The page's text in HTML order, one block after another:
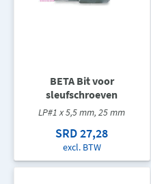
BETA Bit voor
sleufschroeven
LP#1 x 5,5 mm, 25 mm
SRD 27,28
excl. BTW